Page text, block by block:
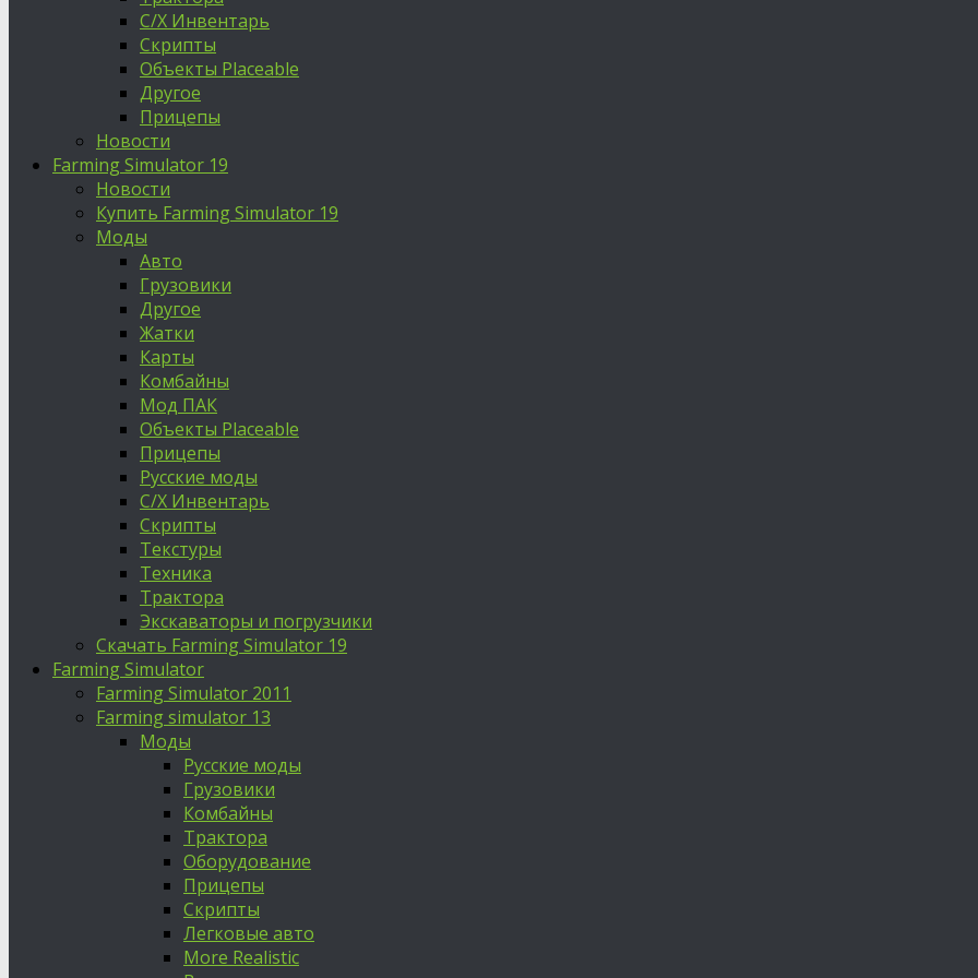
С/Х Инвентарь
Скрипты
Объекты Placeable
Другое
Прицепы
Новости
Farming Simulator 19
Новости
Купить Farming Simulator 19
Моды
Авто
Грузовики
Другое
Жатки
Карты
Комбайны
Мод ПАК
Объекты Placeable
Прицепы
Русские моды
С/Х Инвентарь
Скрипты
Текстуры
Техника
Трактора
Экскаваторы и погрузчики
Скачать Farming Simulator 19
Farming Simulator
Farming Simulator 2011
Farming simulator 13
Моды
Русские моды
Грузовики
Комбайны
Трактора
Оборудование
Прицепы
Скрипты
Легковые авто
More Realistic